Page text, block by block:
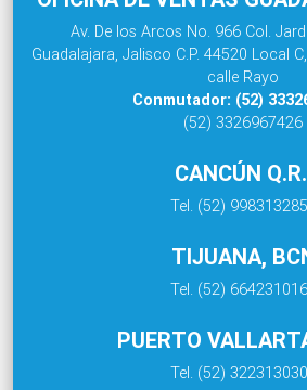
Av. De los Arcos No. 966 Col.
Guadalajara, Jalisco C.P. 44520 Local
calle Rayo
Conmutador: (52)
(52) 3326967426
CANCÚN
Tel. (52)
TIJUANA,
Tel. (52)
PUERTO
Tel. (52)